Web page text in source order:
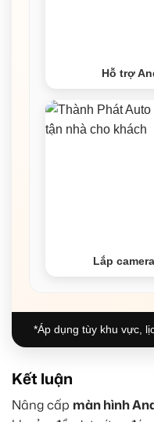
Hỗ trợ
Lắp
*Áp dụng tùy khu vực,
Kết luận
Nâng cấp màn hình